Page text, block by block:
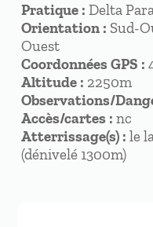
Pratique : Delta
Orientation : Sud-
Ouest
Coordonnées GPS :
Altitude : 2250m
Observations/
Accès/cartes : nc
Atterrissage(s) : le
(dénivelé 1300m)